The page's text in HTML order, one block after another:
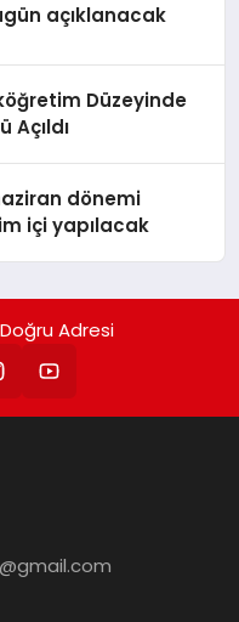
açıklanacak
Düzeyinde
Açıldı
dönemi
içi yapılacak
Adresi